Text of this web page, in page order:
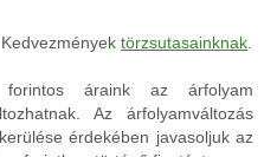
Kedvezmények törzsutasainknak.
áraink az árfolyam
Az árfolyamváltozás
érdekében javasoljuk az